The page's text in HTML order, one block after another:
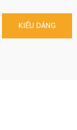
KIỂU DÁNG